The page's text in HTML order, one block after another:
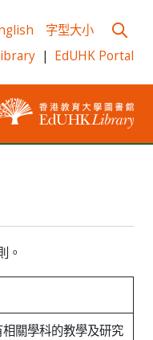
字型大小
| EdUHK Portal
。
關學科的教學及研究